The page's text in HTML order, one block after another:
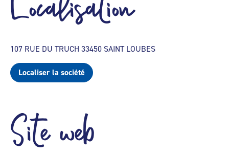
107 RUE DU TRUCH 33450 SAINT LOUBES
Localiser la société
Site web